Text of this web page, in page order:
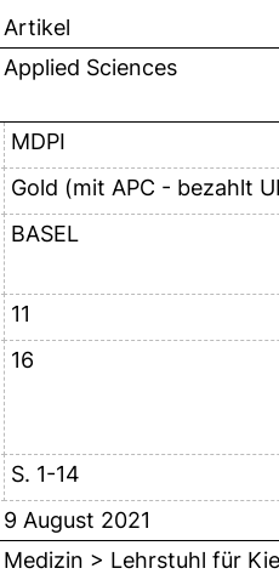
Artikel
Applied Sciences
MDPI
Gold (mit APC - bezahlt
BASEL
11
16
S. 1-14
9 August 2021
Medizin > Lehrstuhl für